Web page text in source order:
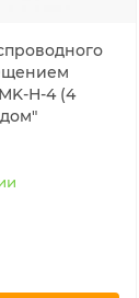
Н-4 (4